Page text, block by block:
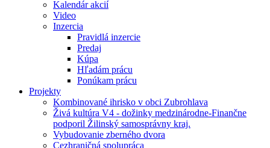
Kalendár akcií
Video
Inzercia
Pravidlá inzercie
Predaj
Kúpa
Hľadám prácu
Ponúkam prácu
Projekty
Kombinované ihrisko v obci Zubrohlava
Živá kultúra V4 - dožinky medzinárodne-Finančne
podporil Žilinský samosprávny kraj.
Vybudovanie zberného dvora
Cezhraničná spolupráca